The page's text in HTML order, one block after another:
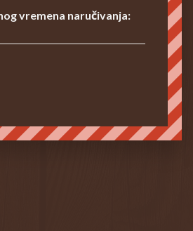
vremena naručivanja: